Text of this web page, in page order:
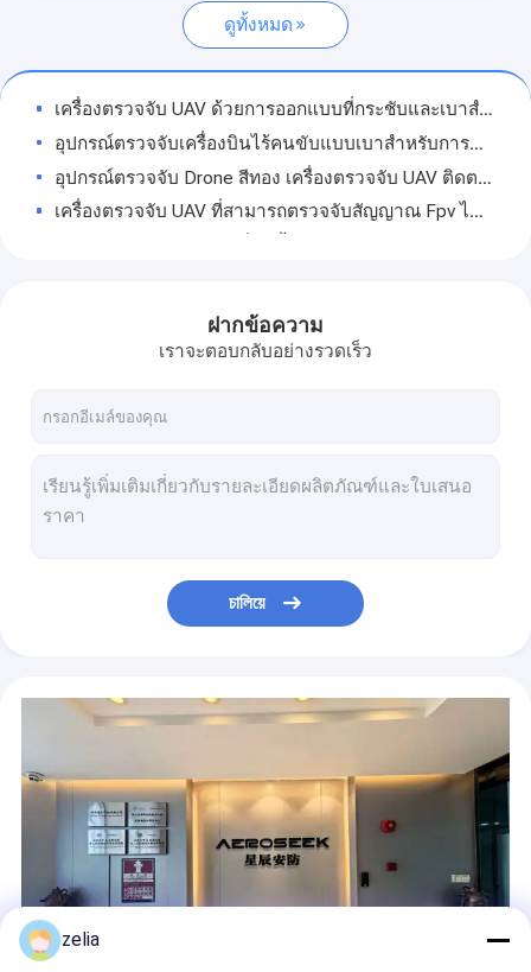
เครื่องตรวจจับโทรศัพท์มือถือ
การปลอมแปลง GPS ของโดรน
Jammer สัญญาณเสียงพึมพำ
ดูทั้งหมด
เครื่องตรวจจับ UAV ด้วยการออกแบบที่กระชับและเบาสําหรับการปฏิบัติการทางกลยุทธ์และเคลื่อนย้าย
อุปกรณ์ตรวจจับเครื่องบินไร้คนขับแบบเบาสําหรับการปฏิบัติการทางกลยุทธ์และการเคลื่อนย้าย
อุปกรณ์ตรวจจับ Drone สีทอง เครื่องตรวจจับ UAV ติดตามในเวลาจริง
เครื่องตรวจจับ UAV ที่สามารถตรวจจับสัญญาณ Fpv ได้ตามความต้องการ 3 กม. สําหรับเครื่องบินไร้คนขับทั่วไป
อุปกรณ์ตรวจจับ Drone ที่ติดตั้ง IP55 พร้อมการใช้งานอย่างรวดเร็วและการปรับระดับอัตโนมัติ
การค้นหาทิศทางของเครื่องตรวจจับ Drone ที่ติดตั้ง RF ระยะยาวเต็ม สําหรับการครอบคลุมอย่างครบวงจร
เครื่องตรวจจับ Drone FPV Multiband Jamming เพื่อคุ้มครองความเป็นส่วนตัวและความลับ
ป้องกัน IP55 FPV ระยะไกล เครื่องตรวจจับ Drone ด้วย Real Time GPS Tracking
IP65 เรต DJI AeroScope Drone Detector การระบุ UAV ถึง 5 กม.
โซลูชั่นการเฝ้าระวัง Drone เครื่องตรวจจับ Drone ด้วยความแม่นยําสูง 99.9 เปอร์เซ็นต์
DJI Drone Detector Cutting Edge Drone Tracking System กับเทคโนโลยีการจับลายนิ้วมืออิเล็กทรอนิกส์
เครื่องตรวจจับ UAV แบบพกพา เครื่องเตือนรุ่นแรก รองรับช่วง 2.4GHz 5.2GHz 5.8GHz
ฝากข้อความ
เราจะตอบกลับอย่างรวดเร็ว
চালিয়ে
zelia